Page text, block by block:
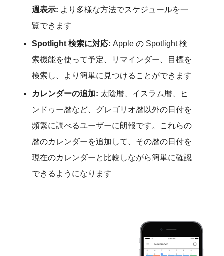
週表示: より多様な方法でスケジュールを一
覧できます
Spotlight 検索に対応: Apple の Spotlight 検
索機能を使って予定、リマインダー、目標を
検索し、より簡単に見つけることができます
カレンダーの追加: 太陰暦、イスラム暦、ヒ
ンドゥー暦など、グレゴリオ暦以外の日付を
頻繁に調べるユーザーに朗報です。これらの
暦のカレンダーを追加して、その暦の日付を
現在のカレンダーと比較しながら簡単に確認
できるようになります